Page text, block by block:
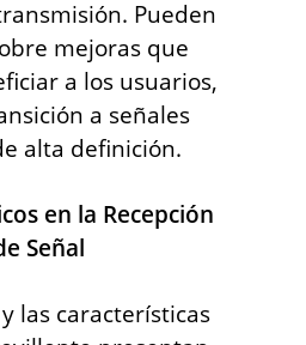
Pueden
mejoras que
a los usuarios,
a señales
alta definición.
en la Recepción
Señal
las características